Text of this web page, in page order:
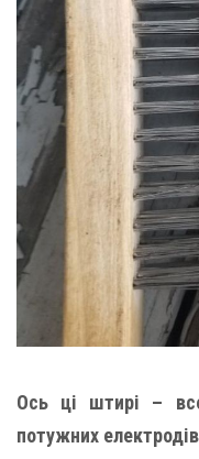
Ось ці штирі –
потужних